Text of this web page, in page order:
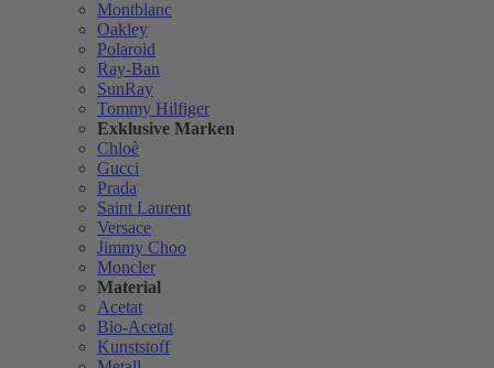
Montblanc
Oakley
Polaroid
Ray-Ban
SunRay
Tommy Hilfiger
Exklusive Marken
Chloè
Gucci
Prada
Saint Laurent
Versace
Jimmy Choo
Moncler
Material
Acetat
Bio-Acetat
Kunststoff